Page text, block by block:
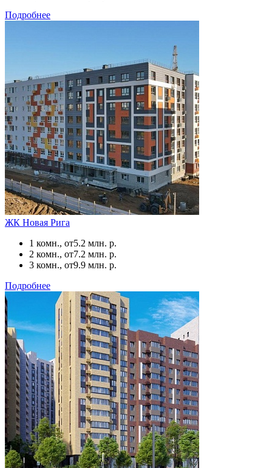
Подробнее
ЖК Новая Рига
1 комн., от5.2 млн. р.
2 комн., от7.2 млн. р.
3 комн., от9.9 млн. р.
Подробнее